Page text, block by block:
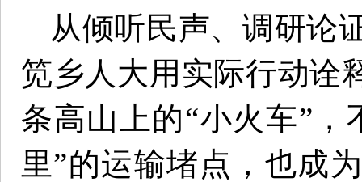
从倾听民声、调研论
笕乡人大用实际行动诠
条高山上的“小火车”
里”的运输堵点，也成